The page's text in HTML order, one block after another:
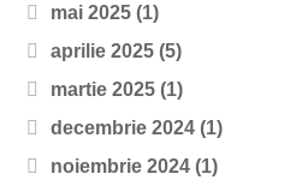
mai 2025 (1)
aprilie 2025 (5)
martie 2025 (1)
decembrie 2024 (1)
noiembrie 2024 (1)